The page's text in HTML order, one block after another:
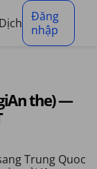
Dịch
Đăng
nhập
the) —
Trung Quoc